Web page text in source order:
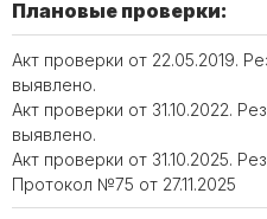
Плановые проверки:
Акт проверки от 22.05.2019.
выявлено.
Акт проверки от 31.10.2022.
выявлено.
Акт проверки от 31.10.2025.
Протокол №75 от 27.11.2025